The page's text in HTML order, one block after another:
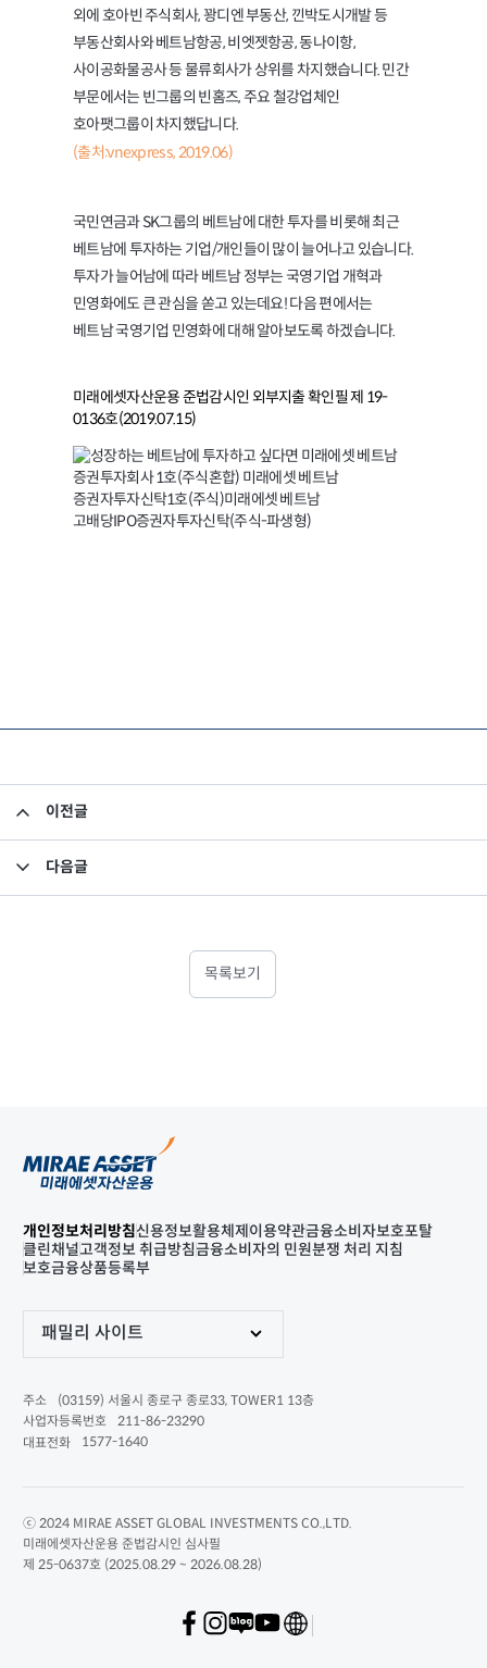
외에 호아빈 주식회사, 꽝디엔 부동산, 낀박도시개발 등
부동산회사와 베트남항공, 비엣젯항공, 동나이항,
사이공화물공사 등 물류회사가 상위를 차지했습니다. 민간
부문에서는 빈그룹의 빈홈즈, 주요 철강업체인
호아팻그룹이 차지했답니다.
(출처:vnexpress, 2019.06)
국민연금과 SK그룹의 베트남에 대한 투자를 비롯해 최근
베트남에 투자하는 기업/개인들이 많이 늘어나고 있습니다.
투자가 늘어남에 따라 베트남 정부는 국영기업 개혁과
민영화에도 큰 관심을 쏟고 있는데요! 다음 편에서는
베트남 국영기업 민영화에 대해 알아보도록 하겠습니다.
미래에셋자산운용 준법감시인 외부지출 확인필 제 19-
0136호(2019.07.15)
이전글
다음글
목록보기
개인정보처리방침신용정보활용체제 이용약관금융소비자보호포탈
클린채널고객정보 취급방침금융소비자의 민원분쟁 처리 지침
보호금융상품등록부
패밀리 사이트
주소
(03159) 서울시 종로구 종로33, TOWER1 13층
사업자등록번호
211-86-23290
대표전화
1577-1640
ⓒ 2024 MIRAE ASSET GLOBAL INVESTMENTS CO.,LTD.
미래에셋자산운용 준법감시인 심사필
제 25-0637호 (2025.08.29 ~ 2026.08.28)